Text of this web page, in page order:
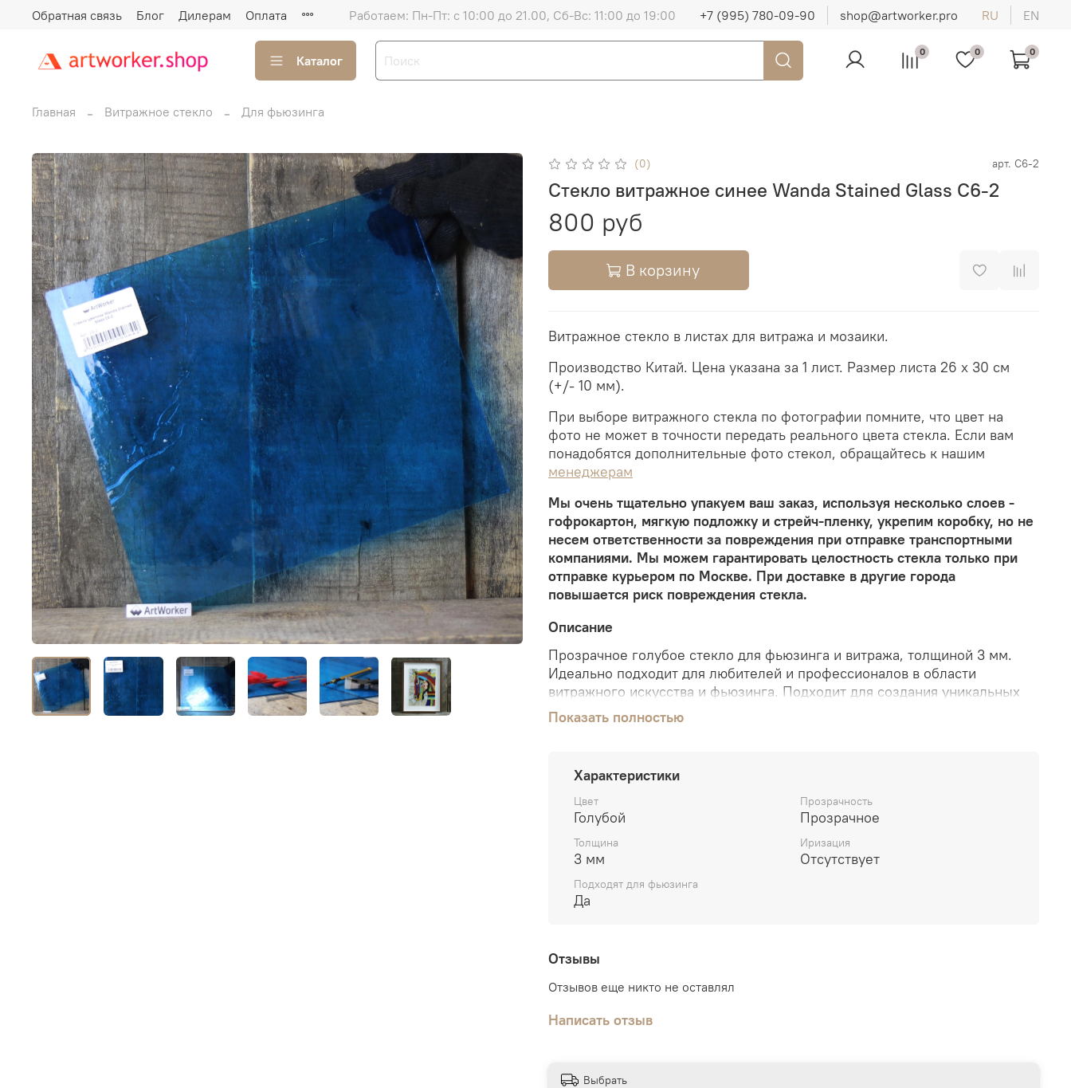
Обратная связь Блог Дилерам Оплата Работаем: Пн-Пт: с 10:00 до 21.00, Сб-Вс: 11:00 до 19:00 +7 (995) 780-09-90 shop@artworker.pro RU EN
Каталог
0 0 0
Главная Витражное стекло Для фьюзинга
(0) арт. C6-2
Стекло витражное синее Wanda Stained Glass C6-2
800 руб
В корзину
Витражное стекло в листах для витража и мозаики.
Производство Китай. Цена указана за 1 лист. Размер листа 26 х 30 см
(+/- 10 мм).
При выборе витражного стекла по фотографии помните, что цвет на
фото не может в точности передать реального цвета стекла. Если вам
понадобятся дополнительные фото стекол, обращайтесь к нашим
менеджерам
Мы очень тщательно упакуем ваш заказ, используя несколько слоев -
гофрокартон, мягкую подложку и стрейч-пленку, укрепим коробку, но не
несем ответственности за повреждения при отправке транспортными
компаниями. Мы можем гарантировать целостность стекла только при
отправке курьером по Москве. При доставке в другие города
повышается риск повреждения стекла.
Описание
Прозрачное голубое стекло для фьюзинга и витража, толщиной 3 мм.
Идеально подходит для любителей и профессионалов в области
витражного искусства и фьюзинга. Подходит для создания уникальных
декоративных элементов и художественных проектов. Режется
стеклорезом, отделяется
Показать полностью
Характеристики
Цвет
Голубой
Прозрачность
Прозрачное
Толщина
3 мм
Иризация
Отсутствует
Подходят для фьюзинга
Да
Отзывы
Отзывов еще никто не оставлял
Написать отзыв
Выбрать